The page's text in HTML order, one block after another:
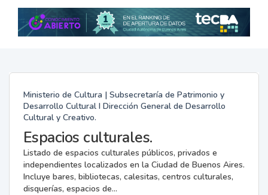
Ministerio de Cultura | Subsecretaría de Patrimonio y
Desarrollo Cultural I Dirección General de Desarrollo
Cultural y Creativo.
Espacios culturales.
Listado de espacios culturales públicos, privados e
independientes localizados en la Ciudad de Buenos Aires.
Incluye bares, bibliotecas, calesitas, centros culturales,
disquerías, espacios de...